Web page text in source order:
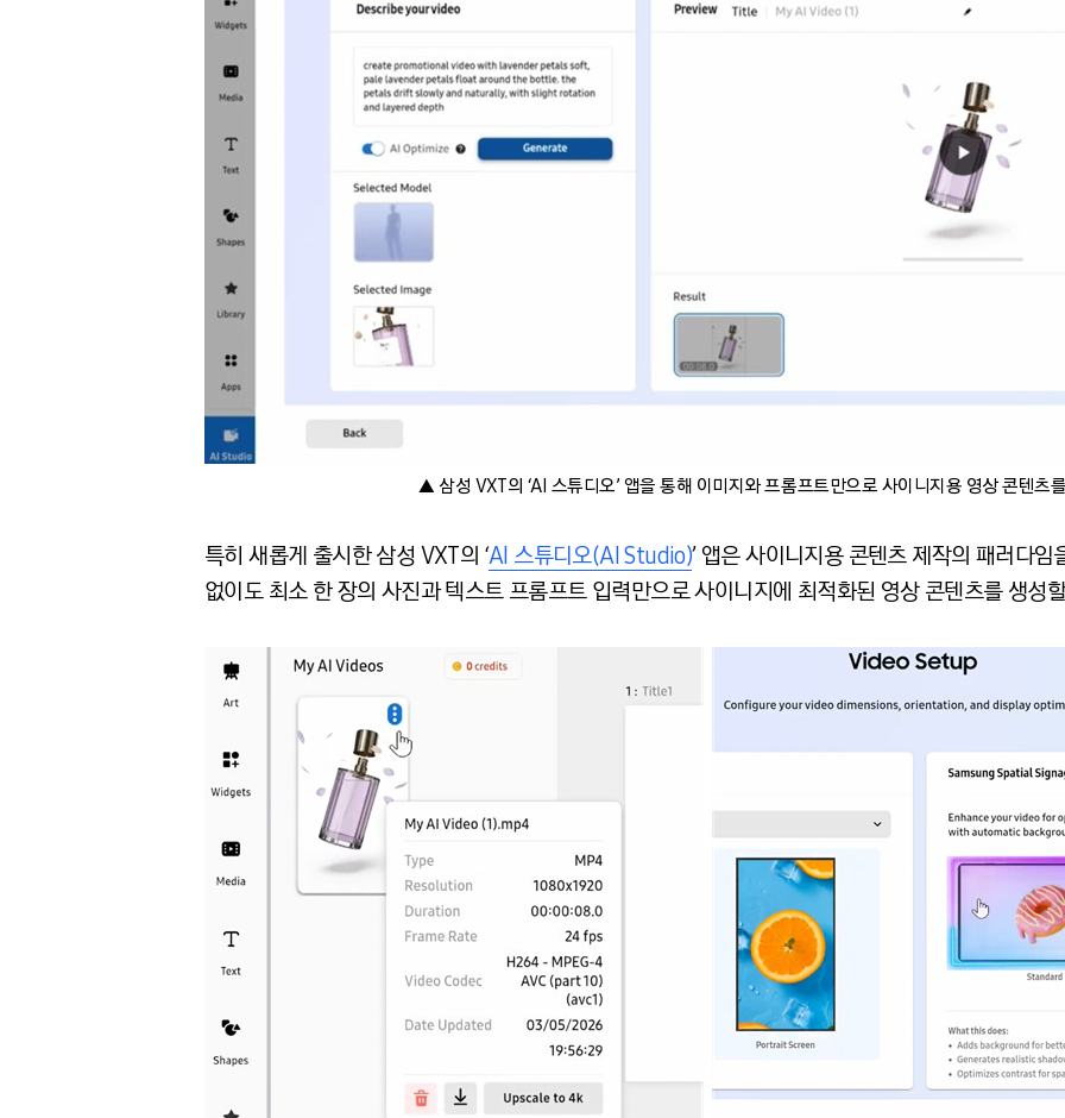
▲ 삼성 VXT의 ‘AI 스튜디오’ 앱을 통해 이미지와 프롬프트만으로 사이니지용 영상 콘텐츠
특히 새롭게 출시한 삼성 VXT의 ‘AI 스튜디오(AI Studio)’ 앱은 사이니지용 콘텐츠 제작의 패러다
없이도 최소 한 장의 사진과 텍스트 프롬프트 입력만으로 사이니지에 최적화된 영상 콘텐츠를 생성